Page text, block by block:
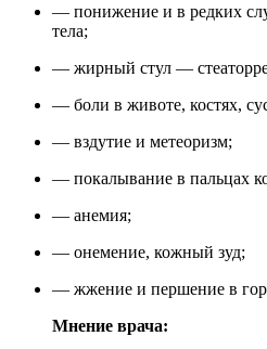
— понижение и в редких
тела;
— жирный стул —
— боли в животе, костях,
— вздутие и метеоризм;
— покалывание в пальцах
— анемия;
— онемение, кожный зуд;
— жжение и першение в
Мнение врача: